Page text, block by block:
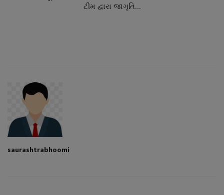
ટીમ દ્વારા જાગૃતિ...
saurashtrabhoomi